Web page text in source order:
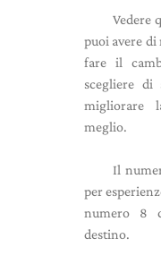
Vedere
puoi avere di
fare il
scegliere di
migliorare
meglio.
Il
per
numero 8
destino.